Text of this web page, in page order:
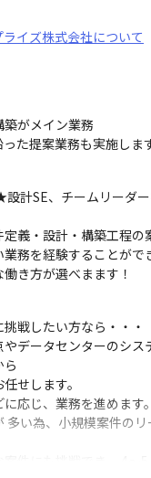
イズ株式会社について
がメイン業務
た提案業務も実施しま
計SE、チームリーダ
義・設計・構築工程の
務を経験することがで
き方が選べまます！
戦したい方なら・・・
データセンターのシス
せします。
応じ、業務を進めます。
多い為、小規模案件の